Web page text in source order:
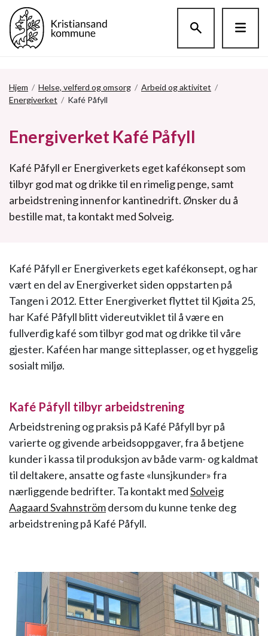
Hjem / Helse, velferd og omsorg / Arbeid og aktivitet /
Energiverket / Kafé Påfyll
Energiverket Kafé Påfyll
Kafé Påfyll er Energiverkets eget kafékonsept som
tilbyr god mat og drikke til en rimelig penge, samt
arbeidstrening innenfor kantinedrift. Ønsker du å
bestille mat, ta kontakt med Solveig.
Kafé Påfyll er Energiverkets eget kafékonsept, og har
vært en del av Energiverket siden oppstarten på
Tangen i 2012. Etter Energiverket flyttet til Kjøita 25,
har Kafé Påfyll blitt videreutviklet til å være en
fullverdig kafé som tilbyr god mat og drikke til våre
gjester. Kaféen har mange sitteplasser, og et hyggelig
sosialt miljø.
Kafé Påfyll tilbyr arbeidstrening
Arbeidstrening og praksis på Kafé Påfyll byr på
varierte og givende arbeidsoppgaver, fra å betjene
kunder i kassa til produksjon av både varm- og kaldmat
til deltakere, ansatte og faste «lunsjkunder» fra
nærliggende bedrifter. Ta kontakt medSolveig
Aagaard Svahnströmdersom du kunne tenke deg
arbeidstrening på Kafé Påfyll.